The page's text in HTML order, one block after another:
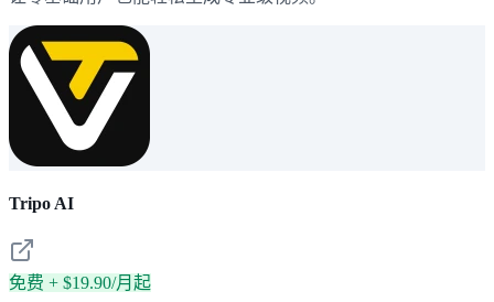
Tripo AI
免费 + $19.90/月起